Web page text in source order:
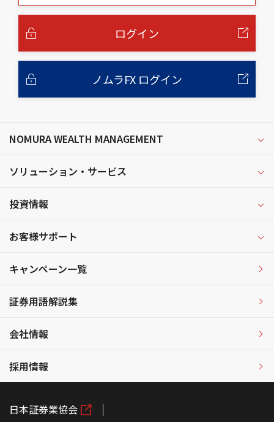
ログイン
ノムラFX ログイン
NOMURA WEALTH MANAGEMENT
ソリューション・サービス
投資情報
お客様サポート
キャンペーン一覧
証券用語解説集
会社情報
採用情報
日本証券業協会